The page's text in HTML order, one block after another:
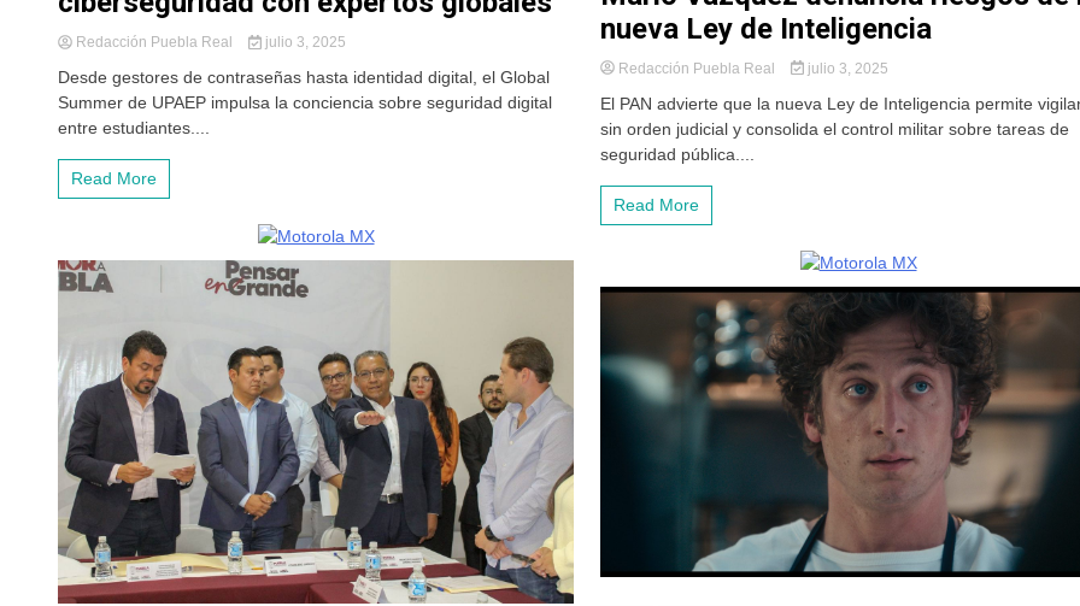
Redacción Puebla Real julio 3, 2025
Desde gestores de contraseñas hasta identidad digital, el Global
Summer de UPAEP impulsa la conciencia sobre seguridad digital
entre estudiantes....
Read More
nueva Ley de Inteligencia
Redacción Puebla Real julio 3, 2025
El PAN advierte que la nueva Ley de Inteligencia permite
sin orden judicial y consolida el control militar sobre tareas de
seguridad pública....
Read More